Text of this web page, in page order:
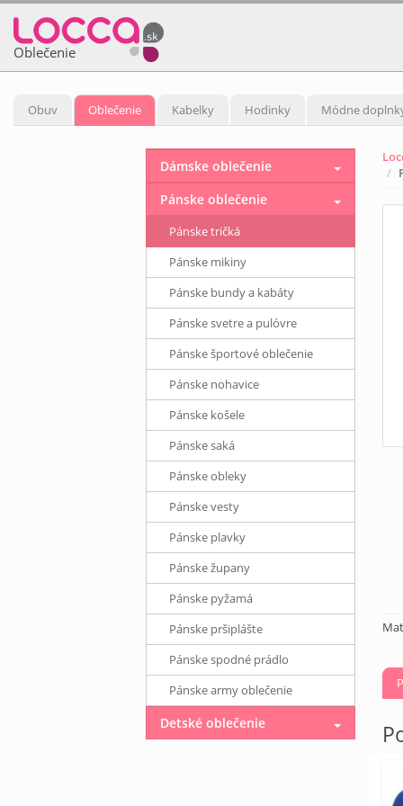
Oblečenie
Obuv Oblečenie Kabelky Hodinky Módne
Dámske oblečenie
Pánske oblečenie
Pánske tričká
Pánske mikiny
Pánske bundy a kabáty
Pánske svetre a pulóvre
Pánske športové oblečenie
Pánske nohavice
Pánske košele
Pánske saká
Pánske obleky
Pánske vesty
Pánske plavky
Pánske župany
Pánske pyžamá
Pánske pršiplášte
Pánske spodné prádlo
Pánske army oblečenie
Detské oblečenie